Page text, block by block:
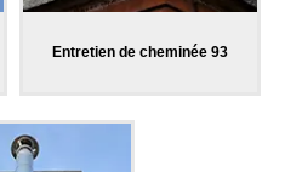
Entretien de cheminée 93